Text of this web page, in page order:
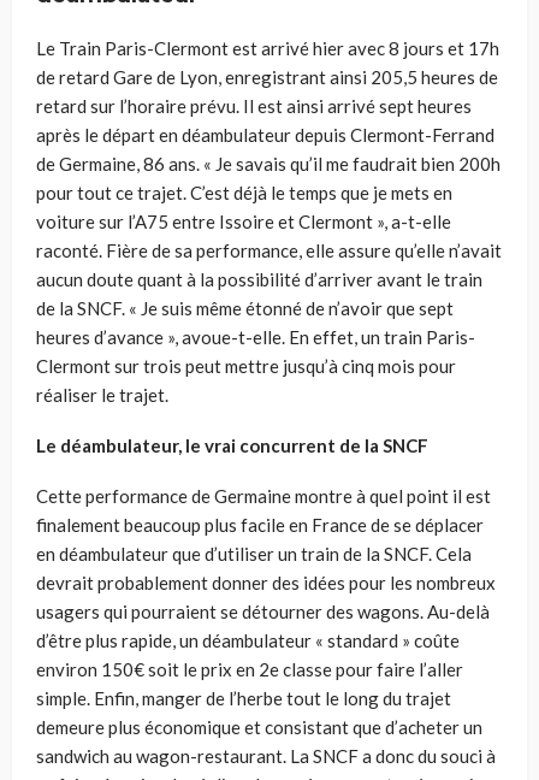
Le Train Paris-Clermont est arrivé hier avec 8 jours et 17h
de retard Gare de Lyon, enregistrant ainsi 205,5 heures de
retard sur l’horaire prévu. Il est ainsi arrivé sept heures
après le départ en déambulateur depuis Clermont-Ferrand
de Germaine, 86 ans. « Je savais qu’il me faudrait bien 200h
pour tout ce trajet. C’est déjà le temps que je mets en
voiture sur l’A75 entre Issoire et Clermont », a-t-elle
raconté. Fière de sa performance, elle assure qu’elle n’avait
aucun doute quant à la possibilité d’arriver avant le train
de la SNCF. « Je suis même étonné de n’avoir que sept
heures d’avance », avoue-t-elle. En effet, un train Paris-
Clermont sur trois peut mettre jusqu’à cinq mois pour
réaliser le trajet.
Le déambulateur, le vrai concurrent de la SNCF
Cette performance de Germaine montre à quel point il est
finalement beaucoup plus facile en France de se déplacer
en déambulateur que d’utiliser un train de la SNCF. Cela
devrait probablement donner des idées pour les nombreux
usagers qui pourraient se détourner des wagons. Au-delà
d’être plus rapide, un déambulateur « standard » coûte
environ 150€ soit le prix en 2e classe pour faire l’aller
simple. Enfin, manger de l’herbe tout le long du trajet
demeure plus économique et consistant que d’acheter un
sandwich au wagon-restaurant. La SNCF a donc du souci à